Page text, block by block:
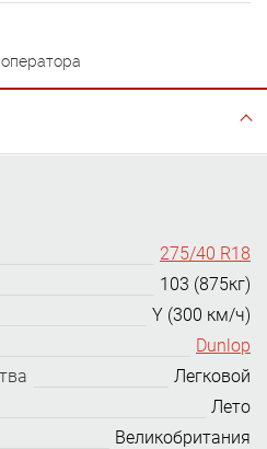
275/40 R18
103 (875кг)
Y (300 км/ч)
Dunlop
Легковой
Лето
Великобритания